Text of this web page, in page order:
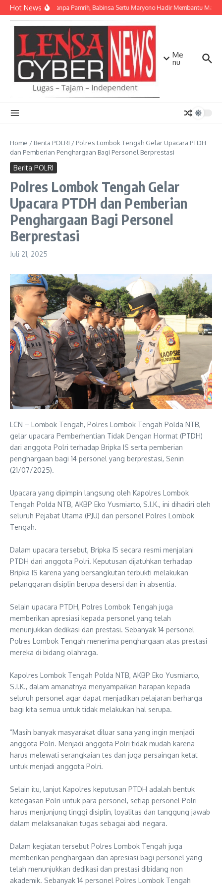
Lewati ke konten
Hot NewsIkhlas Tanpa Pamrih, Babinsa Sertu Maryono Hadir Membantu
Me
nu
Home / Berita POLRI / Polres Lombok Tengah Gelar Upacara PTDH
dan Pemberian Penghargaan Bagi Personel Berprestasi
Berita POLRI
Polres Lombok Tengah Gelar
Upacara PTDH dan Pemberian
Penghargaan Bagi Personel
Berprestasi
Juli 21, 2025
LCN – Lombok Tengah, Polres Lombok Tengah Polda NTB,
gelar upacara Pemberhentian Tidak Dengan Hormat (PTDH)
dari anggota Polri terhadap Bripka IS serta pemberian
penghargaan bagi 14 personel yang berprestasi, Senin
(21/07/2025).
‎Upacara yang dipimpin langsung oleh Kapolres Lombok
Tengah Polda NTB, AKBP Eko Yusmiarto, S.I.K., ini dihadiri oleh
seluruh Pejabat Utama (PJU) dan personel Polres Lombok
Tengah.
‎Dalam upacara tersebut, Bripka IS secara resmi menjalani
PTDH dari anggota Polri. Keputusan dijatuhkan terhadap
Bripka IS karena yang bersangkutan terbukti melakukan
pelanggaran disiplin berupa desersi dan in absentia.
‎Selain upacara PTDH, Polres Lombok Tengah juga
memberikan apresiasi kepada personel yang telah
menunjukkan dedikasi dan prestasi. Sebanyak 14 personel
Polres Lombok Tengah menerima penghargaan atas prestasi
mereka di bidang olahraga.
‎Kapolres Lombok Tengah Polda NTB, AKBP Eko Yusmiarto,
S.I.K., dalam amanatnya menyampaikan harapan kepada
seluruh personel agar dapat menjadikan pelajaran berharga
bagi kita semua untuk tidak melakukan hal serupa.
‎”Masih banyak masyarakat diluar sana yang ingin menjadi
anggota Polri. Menjadi anggota Polri tidak mudah karena
harus melewati serangkaian tes dan juga persaingan ketat
untuk menjadi anggota Polri.
‎Selain itu, lanjut Kapolres keputusan PTDH adalah bentuk
ketegasan Polri untuk para personel, setiap personel Polri
harus menjunjung tinggi disiplin, loyalitas dan tanggung jawab
dalam melaksanakan tugas sebagai abdi negara.
‎Dalam kegiatan tersebut Polres Lombok Tengah juga
memberikan penghargaan dan apresiasi bagi personel yang
telah menunjukkan dedikasi dan prestasi dibidang non
akademik. Sebanyak 14 personel Polres Lombok Tengah